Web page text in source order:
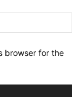
browser for the